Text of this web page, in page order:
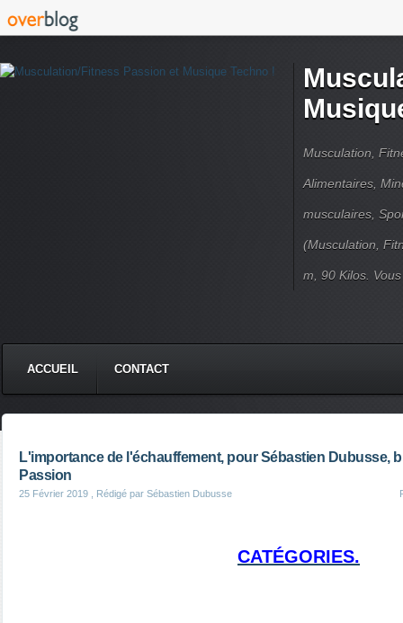
Musculation,
Alimentaires,
musculaires,
(Musculation,
m, 90 Kilos.
ACCUEIL CONTACT
L'importance de l'échauffement, pour Sébastien Dubusse,
Passion
25 Février 2019 , Rédigé par Sébastien Dubusse
CATÉGORIES.